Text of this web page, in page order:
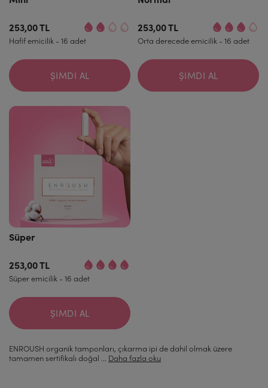
253,00 TL
Hafif emicilik - 16 adet
ŞIMDI AL
253,00 TL
Orta derecede emicilik - 16 adet
ŞIMDI AL
Süper
253,00 TL
Süper emicilik - 16 adet
ŞIMDI AL
ENROUSH organik tamponları, çıkarma ipi de dahil olmak üzere
tamamen sertifikalı doğal ... Daha fazla oku